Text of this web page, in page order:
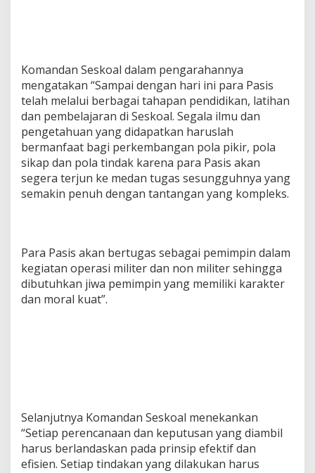
Komandan Seskoal dalam pengarahannya
mengatakan “Sampai dengan hari ini para Pasis
telah melalui berbagai tahapan pendidikan, latihan
dan pembelajaran di Seskoal. Segala ilmu dan
pengetahuan yang didapatkan haruslah
bermanfaat bagi perkembangan pola pikir, pola
sikap dan pola tindak karena para Pasis akan
segera terjun ke medan tugas sesungguhnya yang
semakin penuh dengan tantangan yang kompleks.
Para Pasis akan bertugas sebagai pemimpin dalam
kegiatan operasi militer dan non militer sehingga
dibutuhkan jiwa pemimpin yang memiliki karakter
dan moral kuat”.
Selanjutnya Komandan Seskoal menekankan
“Setiap perencanaan dan keputusan yang diambil
harus berlandaskan pada prinsip efektif dan
efisien. Setiap tindakan yang dilakukan harus